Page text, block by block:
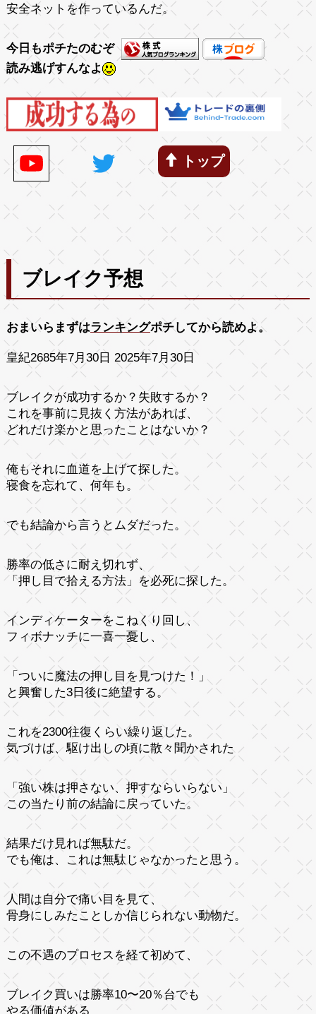
安全ネットを作っているんだ。
今日もポチたのむぞ
読み逃げすんなよ
トップ
ブレイク予想
おまいらまずはランキングポチしてから読めよ。
皇紀2685年7月30日 2025年7月30日
ブレイクが成功するか？失敗するか？
これを事前に見抜く方法があれば、
どれだけ楽かと思ったことはないか？
俺もそれに血道を上げて探した。
寝食を忘れて、何年も。
でも結論から言うとムダだった。
勝率の低さに耐え切れず、
「押し目で拾える方法」を必死に探した。
インディケーターをこねくり回し、
フィボナッチに一喜一憂し、
「ついに魔法の押し目を見つけた！」
と興奮した3日後に絶望する。
これを2300往復くらい繰り返した。
気づけば、駆け出しの頃に散々聞かされた
「強い株は押さない、押すならいらない」
この当たり前の結論に戻っていた。
結果だけ見れば無駄だ。
でも俺は、これは無駄じゃなかったと思う。
人間は自分で痛い目を見て、
骨身にしみたことしか信じられない動物だ。
この不遇のプロセスを経て初めて、
ブレイク買いは勝率10〜20％台でも
やる価値がある